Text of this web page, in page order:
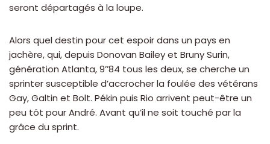
seront départagés à la loupe.
Alors quel destin pour cet espoir dans un pays en
jachère, qui, depuis Donovan Bailey et Bruny Surin,
génération Atlanta, 9’’84 tous les deux, se cherche un
sprinter susceptible d’accrocher la foulée des vétérans
Gay, Galtin et Bolt. Pékin puis Rio arrivent peut-être un
peu tôt pour André. Avant qu’il ne soit touché par la
grâce du sprint.